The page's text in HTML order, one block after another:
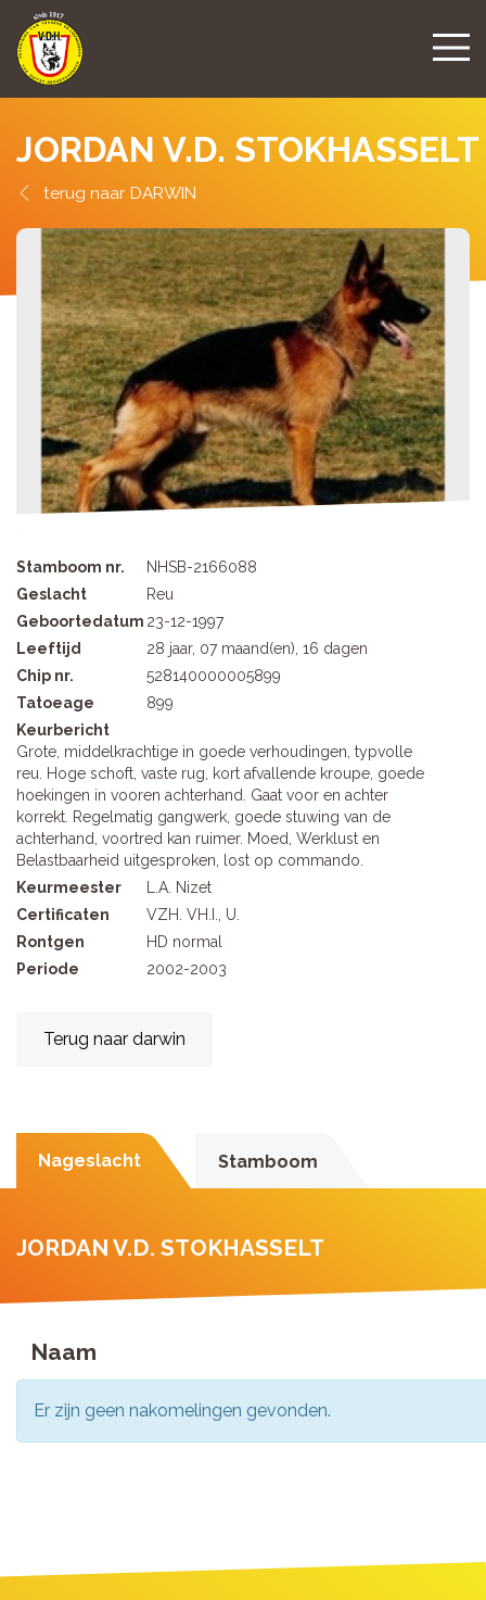
JORDAN V.D. STOKHASSELT
DARWIN
Stamboom nr.
NHSB-2166088
Geslacht
Reu
Geboortedatum 23-12-1997
Leeftijd
28 jaar, 07 maand(en), 16 dagen
Chip nr.
528140000005899
Tatoeage
899
Keurbericht
Grote, middelkrachtige in goede verhoudingen, typvolle
reu. Hoge schoft, vaste rug, kort afvallende kroupe, goede
hoekingen in vooren achterhand. Gaat voor en achter
korrekt. Regelmatig gangwerk, goede stuwing van de
achterhand, voortred kan ruimer. Moed, Werklust en
Belastbaarheid uitgesproken, lost op commando.
Keurmeester
L.A. Nizet
Certificaten
VZH. VH.I., U.
Rontgen
HD normal
Periode
2002-2003
Terug naar darwin
Nageslacht Stamboom
JORDAN V.D. STOKHASSELT
Naam
Er zijn geen nakomelingen gevonden.